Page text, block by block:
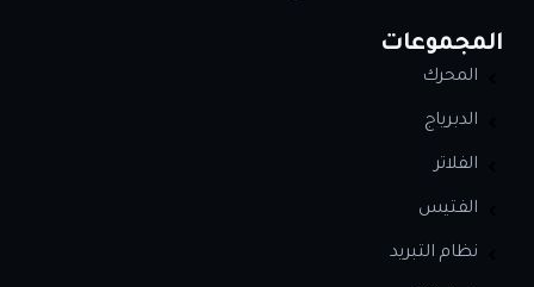
المجموعات
المحرك
الدبرياج
الفلاتر
الفتيس
نظام التبريد